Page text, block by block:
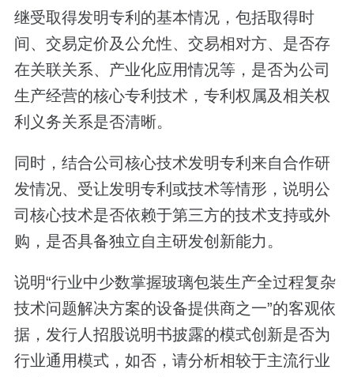
继受取得发明专利的基本情况，包括取得时
间、交易定价及公允性、交易相对方、是否存
在关联关系、产业化应用情况等，是否为公司
生产经营的核心专利技术，专利权属及相关权
利义务关系是否清晰。
同时，结合公司核心技术发明专利来自合作研
发情况、受让发明专利或技术等情形，说明公
司核心技术是否依赖于第三方的技术支持或外
购，是否具备独立自主研发创新能力。
说明“行业中少数掌握玻璃包装生产全过程复杂
技术问题解决方案的设备提供商之一”的客观依
据，发行人招股说明书披露的模式创新是否为
行业通用模式，如否，请分析相较于主流行业